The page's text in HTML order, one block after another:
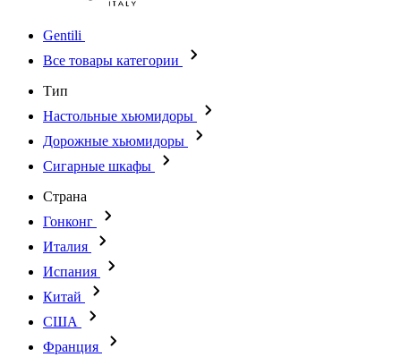
Gentili
Все товары категории
Тип
Настольные хьюмидоры
Дорожные хьюмидоры
Сигарные шкафы
Страна
Гонконг
Италия
Испания
Китай
США
Франция